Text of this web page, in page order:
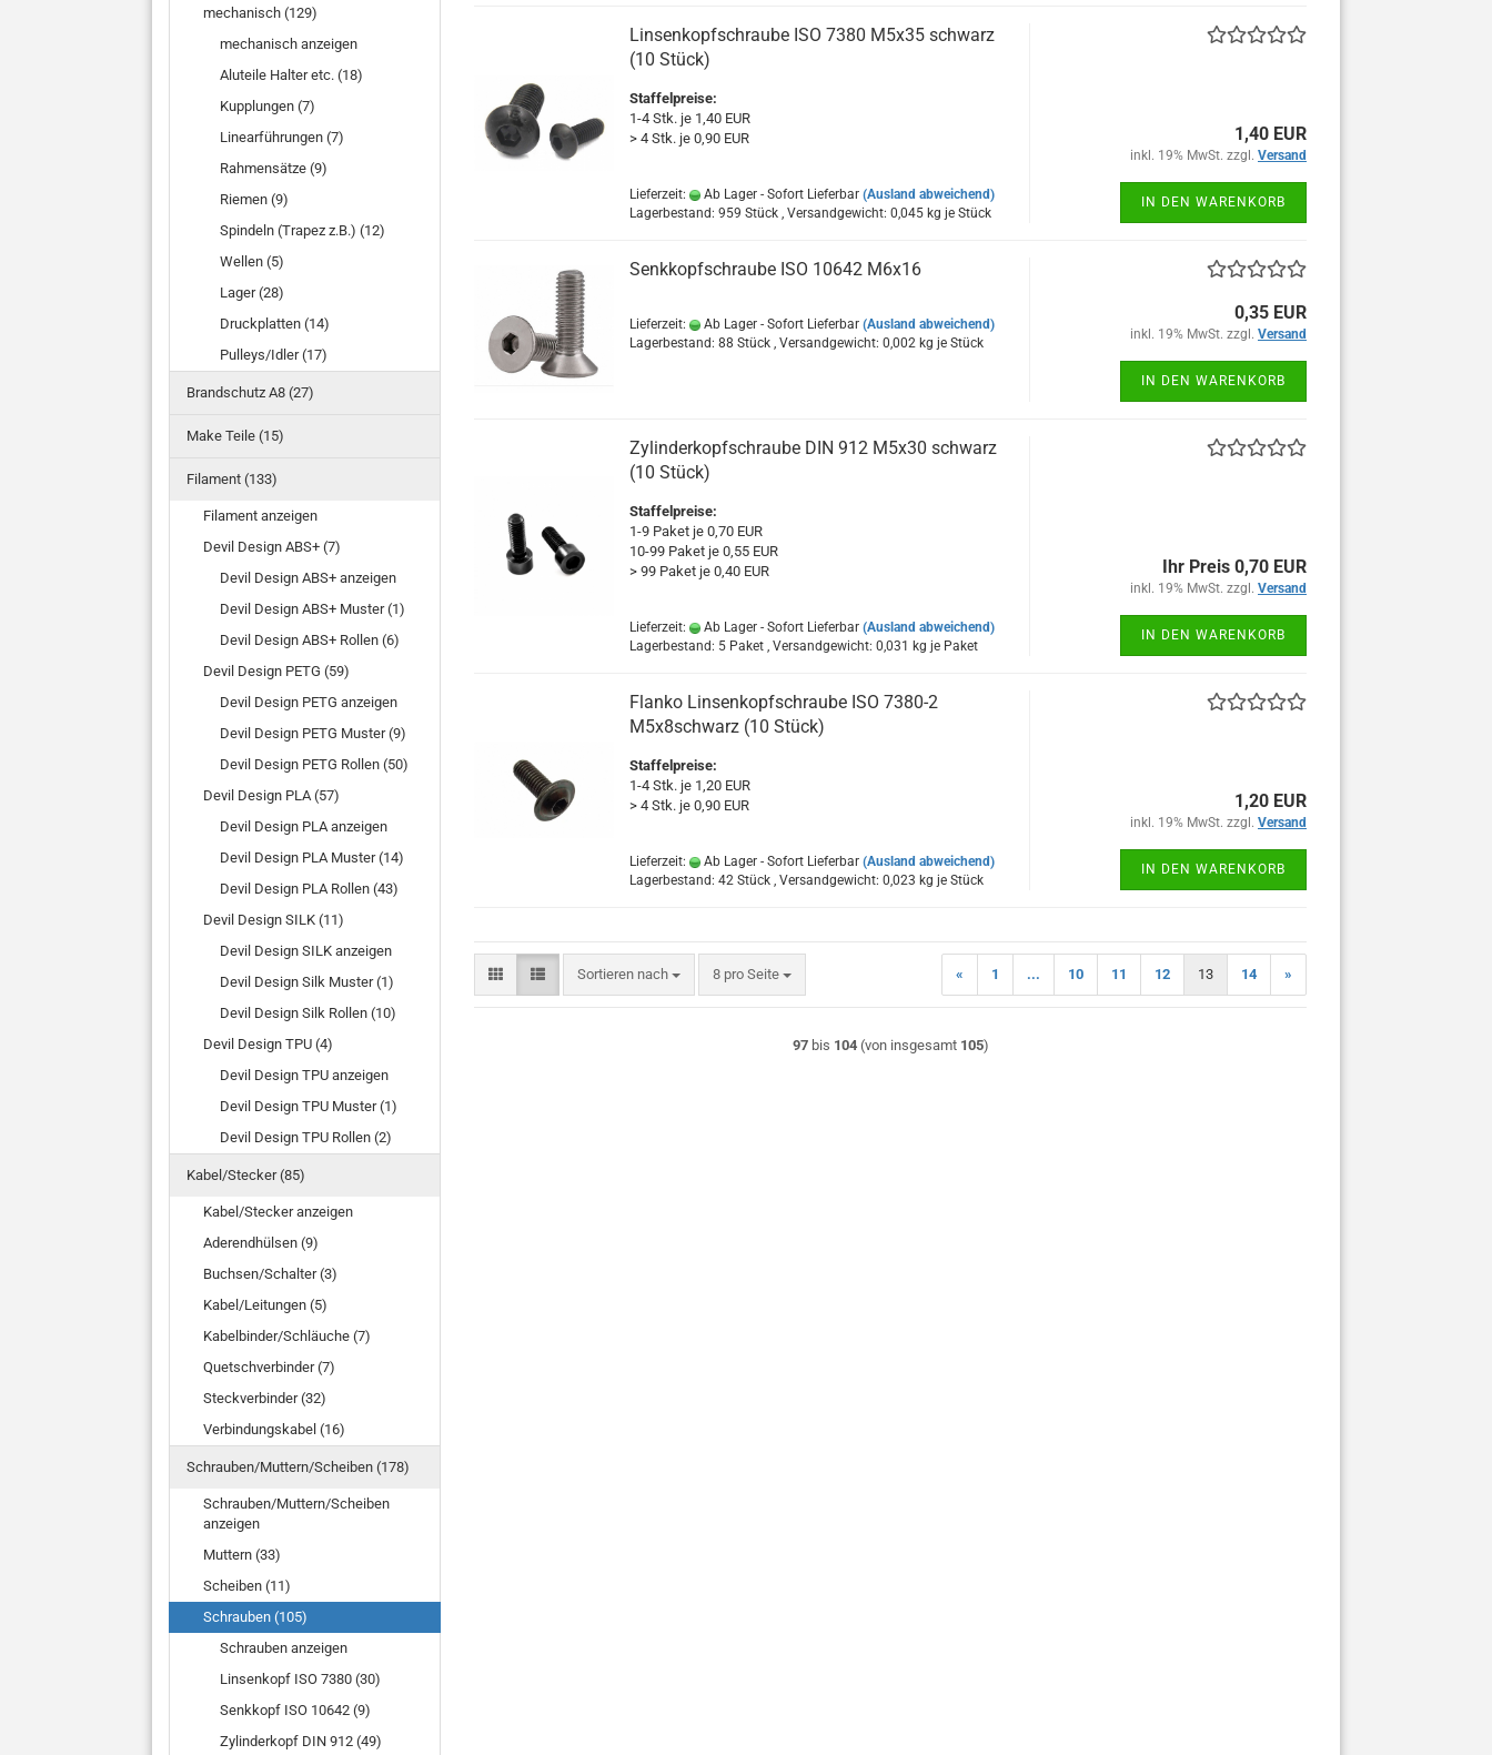
Linsenkopfschraube ISO 7380 M5x35 schwarz
(10 Stück)
Staffelpreise:
1-4 Stk. je 1,40 EUR
> 4 Stk. je 0,90 EUR
Lieferzeit: Ab Lager - Sofort Lieferbar (Ausland abweichend)
Lagerbestand: 959 Stück , Versandgewicht: 0,045 kg je Stück
1,40 EUR
inkl. 19% MwSt. zzgl. Versand
IN DEN WARENKORB
Senkkopfschraube ISO 10642 M6x16
Lieferzeit: Ab Lager - Sofort Lieferbar (Ausland abweichend)
Lagerbestand: 88 Stück , Versandgewicht: 0,002 kg je Stück
0,35 EUR
inkl. 19% MwSt. zzgl. Versand
IN DEN WARENKORB
Zylinderkopfschraube DIN 912 M5x30 schwarz
(10 Stück)
Staffelpreise:
1-9 Paket je 0,70 EUR
10-99 Paket je 0,55 EUR
> 99 Paket je 0,40 EUR
Lieferzeit: Ab Lager - Sofort Lieferbar (Ausland abweichend)
Lagerbestand: 5 Paket , Versandgewicht: 0,031 kg je Paket
Ihr Preis 0,70 EUR
inkl. 19% MwSt. zzgl. Versand
IN DEN WARENKORB
Flanko Linsenkopfschraube ISO 7380-2
M5x8schwarz (10 Stück)
Staffelpreise:
1-4 Stk. je 1,20 EUR
> 4 Stk. je 0,90 EUR
Lieferzeit: Ab Lager - Sofort Lieferbar (Ausland abweichend)
Lagerbestand: 42 Stück , Versandgewicht: 0,023 kg je Stück
1,20 EUR
inkl. 19% MwSt. zzgl. Versand
IN DEN WARENKORB
Sortieren nach
Sortieren nach 8 pro Seite
pro Seite « 1 ... 10 11 12 13 14 »
97bis 104(von insgesamt 105)
mechanisch (129)
mechanisch anzeigen
Aluteile Halter etc. (18)
Kupplungen (7)
Linearführungen (7)
Rahmensätze (9)
Riemen (9)
Spindeln (Trapez z.B.) (12)
Wellen (5)
Lager (28)
Druckplatten (14)
Pulleys/Idler (17)
Brandschutz A8 (27)
Make Teile (15)
Filament (133)
Filament anzeigen
Devil Design ABS+ (7)
Devil Design ABS+ anzeigen
Devil Design ABS+ Muster (1)
Devil Design ABS+ Rollen (6)
Devil Design PETG (59)
Devil Design PETG anzeigen
Devil Design PETG Muster (9)
Devil Design PETG Rollen (50)
Devil Design PLA (57)
Devil Design PLA anzeigen
Devil Design PLA Muster (14)
Devil Design PLA Rollen (43)
Devil Design SILK (11)
Devil Design SILK anzeigen
Devil Design Silk Muster (1)
Devil Design Silk Rollen (10)
Devil Design TPU (4)
Devil Design TPU anzeigen
Devil Design TPU Muster (1)
Devil Design TPU Rollen (2)
Kabel/Stecker (85)
Kabel/Stecker anzeigen
Aderendhülsen (9)
Buchsen/Schalter (3)
Kabel/Leitungen (5)
Kabelbinder/Schläuche (7)
Quetschverbinder (7)
Steckverbinder (32)
Verbindungskabel (16)
Schrauben/Muttern/Scheiben (178)
Schrauben/Muttern/Scheiben
anzeigen
Muttern (33)
Scheiben (11)
Schrauben (105)
Schrauben anzeigen
Linsenkopf ISO 7380 (30)
Senkkopf ISO 10642 (9)
Zylinderkopf DIN 912 (49)